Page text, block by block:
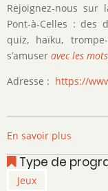
Rejoignez-nous sur
Pont-à-Celles : des
quiz, haïku,
s’amuser avec les mots
Adresse : https://
En savoir plus
Jeux
de
Type de
Jeux